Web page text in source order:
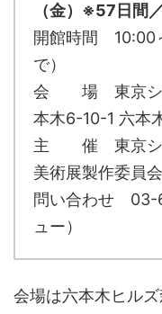
（金）※57日間
開館時間 10:00
で）
会 場 東京シテ
本木6-10-1 六本
主 催 東京シテ
美術展製作委員会
問い合わせ 03-
ュー）
会場は六本木ヒル